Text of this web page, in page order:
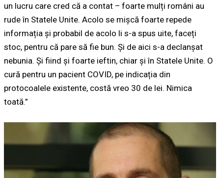
un lucru care cred că a contat – foarte mulți români au
rude în Statele Unite. Acolo se mișcă foarte repede
informația și probabil de acolo li s-a spus uite, faceți
stoc, pentru că pare să fie bun. Și de aici s-a declanșat
nebunia. Și fiind și foarte ieftin, chiar și în Statele Unite. O
cură pentru un pacient COVID, pe indicația din
protocoalele existente, costă vreo 30 de lei. Nimica
toată.”